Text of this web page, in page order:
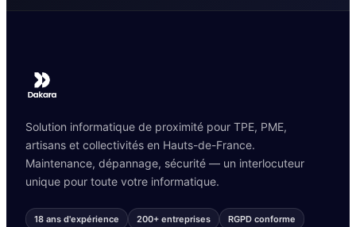
Solution informatique de proximité pour TPE, PME,
artisans et collectivités en Hauts-de-France.
Maintenance, dépannage, sécurité — un interlocuteur
unique pour toute votre informatique.
18 ans d'expérience 200+ entreprises RGPD conforme